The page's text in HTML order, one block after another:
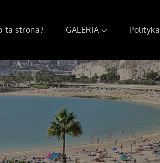
ta strona? GALERIA Polityka